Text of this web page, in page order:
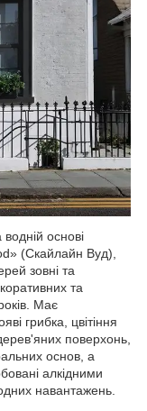
основі
(Скайлайн Вуд),
зовні та
та
Має
грибка, цвітіння
поверхонь,
основ, а
алкідними
навантажень.